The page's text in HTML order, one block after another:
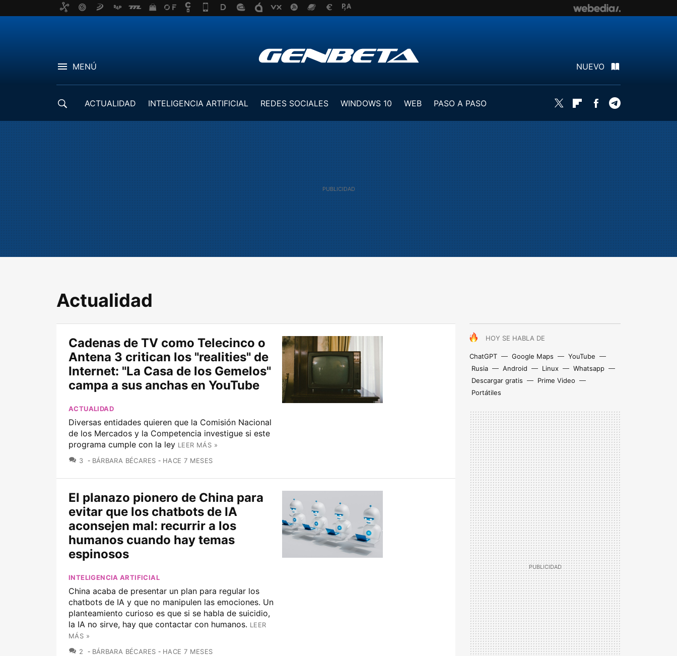
MENÚ NUEVO
ACTUALIDAD INTELIGENCIA ARTIFICIAL REDES SOCIALES WINDOWS 10 WEB
PASO A PASO
Twitter FlipboardFacebook
Actualidad
HOY SE HABLA DE
ChatGPT Google Maps
YouTube
Rusia
Android Linux
Whatsapp
Descargar gratis
Prime Video
Portátiles
Cadenas de TV como Telecinco o
Antena 3 critican los "realities" de
Internet: "La Casa de los Gemelos"
campa a sus anchas en YouTube
ACTUALIDAD
Diversas entidades quieren que la Comisión Nacional
de los Mercados y la Competencia investigue si este
programa cumple con la ley LEER MÁS »
3 COMENTARIOS
BÁRBARA BÉCARES HACE 7 MESES
El planazo pionero de China para
evitar que los chatbots de IA
aconsejen mal: recurrir a los
humanos cuando hay temas
espinosos
INTELIGENCIA ARTIFICIAL
China acaba de presentar un plan para regular los
chatbots de IA y que no manipulen las emociones. Un
planteamiento curioso es que si se habla de suicidio,
la IA no sirve, hay que contactar con humanos. LEER
MÁS »
2
COMENTARIOS
BÁRBARA BÉCARES HACE 7 MESES